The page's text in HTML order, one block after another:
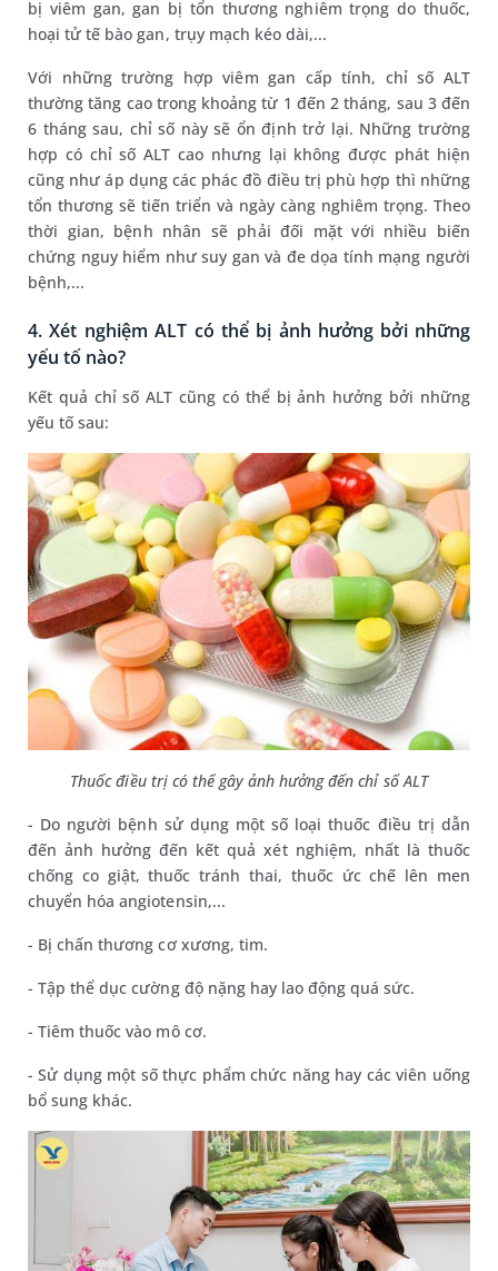
bị viêm gan, gan bị tổn thương nghiêm trọng do thuốc,
hoại tử tế bào gan, trụy mạch kéo dài,...
Với những trường hợp viêm gan cấp tính, chỉ số ALT
thường tăng cao trong khoảng từ 1 đến 2 tháng, sau 3 đến
6 tháng sau, chỉ số này sẽ ổn định trở lại. Những trường
hợp có chỉ số ALT cao nhưng lại không được phát hiện
cũng như áp dụng các phác đồ điều trị phù hợp thì những
tổn thương sẽ tiến triển và ngày càng nghiêm trọng. Theo
thời gian, bệnh nhân sẽ phải đối mặt với nhiều biến
chứng nguy hiểm như suy gan và đe dọa tính mạng người
bệnh,...
4. Xét nghiệm ALT có thể bị ảnh hưởng bởi những
yếu tố nào?
Kết quả chỉ số ALT cũng có thể bị ảnh hưởng bởi những
yếu tố sau:
Thuốc điều trị có thể gây ảnh hưởng đến chỉ số ALT
- Do người bệnh sử dụng một số loại thuốc điều trị dẫn
đến ảnh hưởng đến kết quả xét nghiệm, nhất là thuốc
chống co giật, thuốc tránh thai, thuốc ức chế lên men
chuyển hóa angiotensin,...
- Bị chấn thương cơ xương, tim.
- Tập thể dục cường độ nặng hay lao động quá sức.
- Tiêm thuốc vào mô cơ.
- Sử dụng một số thực phẩm chức năng hay các viên uống
bổ sung khác.